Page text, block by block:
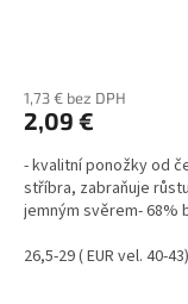
1,73 € bez DPH
2,09 €
- kvalitní ponožky od
stříbra, zabraňuje
jemným svěrem- 68%
26,5-29 ( EUR vel. 40-43)